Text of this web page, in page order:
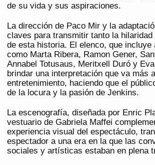
de su vida y sus aspiraciones.
La dirección de Paco Mir y la
claves para transmitir tanto la
de esta historia. El elenco, que incluye
como Marta Ribera, Ramon Gener,
Annabel Totusaus, Meritxell Duró y
brindar una interpretación que va más
entretenimiento, haciendo que el
de la locura y la pasión de Jenkins.
La escenografía, diseñada por Enric
vestuario de Gabriela Maffei
experiencia visual del espectáculo,
espectador a una era en la que las
sociales y artísticas estaban en plena